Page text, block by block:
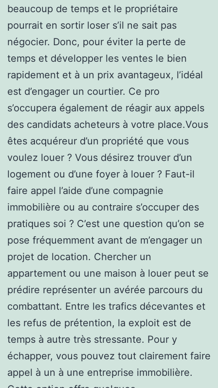
beaucoup de temps et le propriétaire
pourrait en sortir loser s’il ne sait pas
négocier. Donc, pour éviter la perte de
temps et développer les ventes le bien
rapidement et à un prix avantageux, l’idéal
est d’engager un courtier. Ce pro
s’occupera également de réagir aux appels
des candidats acheteurs à votre place.Vous
êtes acquéreur d’un propriété que vous
voulez louer ? Vous désirez trouver d’un
logement ou d’une foyer à louer ? Faut-il
faire appel l’aide d’une compagnie
immobilière ou au contraire s’occuper des
pratiques soi ? C’est une question qu’on se
pose fréquemment avant de m’engager un
projet de location. Chercher un
appartement ou une maison à louer peut se
prédire représenter un avérée parcours du
combattant. Entre les trafics décevantes et
les refus de prétention, la exploit est de
temps à autre très stressante. Pour y
échapper, vous pouvez tout clairement faire
appel à un à une entreprise immobilière.